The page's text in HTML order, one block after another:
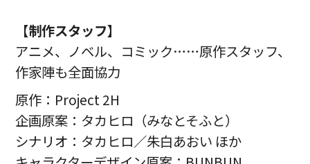
【制作スタッフ】
アニメ、ノベル、コミック……原作スタッフ、
作家陣も全面協力
原作：Project 2H
企画原案：タカヒロ（みなとそふと）
シナリオ：タカヒロ／朱白あおい ほか